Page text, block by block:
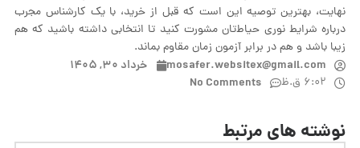
نهایت، بهترین توصیه این است که قبل از خرید، با یک کارشناس مجرب
درباره شرایط نوری حیاط‌تان مشورت کنید تا انتخابی داشته باشید که هم
زیبا باشد و هم در برابر آزمون زمان مقاوم بماند.
mosafer.websitex@gmail.com خرداد ۳۰, ۱۴۰۵
۶:۰۲ ق.ظ No Comments
نوشته های مرتبط